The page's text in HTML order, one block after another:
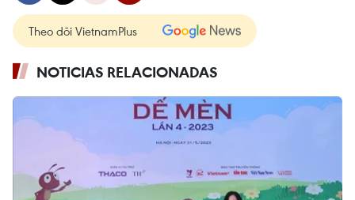
Theo dõi VietnamPlus
NOTICIAS RELACIONADAS